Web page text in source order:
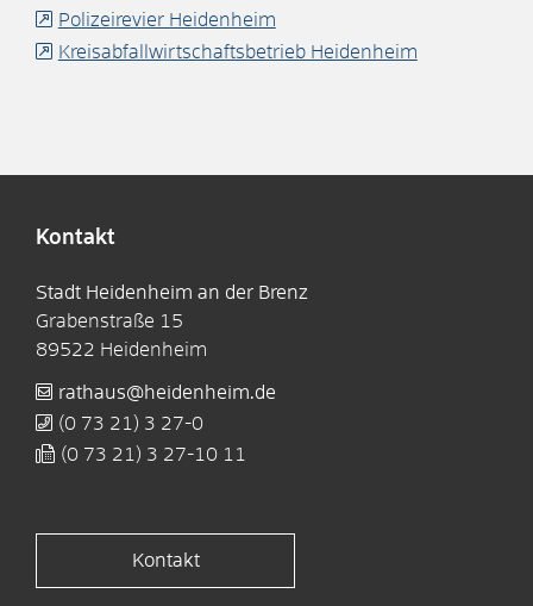
Polizeirevier Heidenheim
Kreisabfallwirtschaftsbetrieb Heidenheim
Kontakt
Stadt Heidenheim an der Brenz
Grabenstraße 15
89522 Heidenheim
rathaus@heidenheim.de
(0 73 21) 3 27-0
(0 73 21) 3 27-10 11
Kontakt